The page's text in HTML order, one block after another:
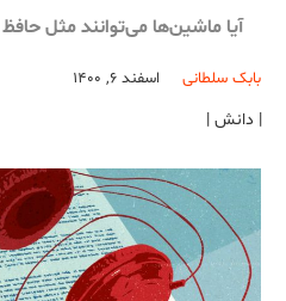
آیا ماشین‌ها می‌توانند مثل
بابک سلطانی اسفند ۶, ۱۴۰۰
| دانش |